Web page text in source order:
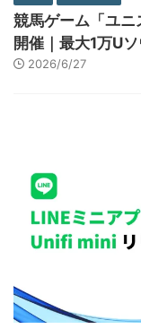
競馬ゲーム「ユニ
開催｜最大1万U
2026/6/27